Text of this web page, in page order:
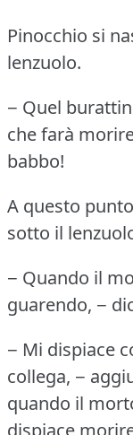
Pinocchio si
lenzuolo.
− Quel
che farà
babbo!
A questo
sotto il
− Quando il
guarendo, −
− Mi dispiace
collega, −
quando il